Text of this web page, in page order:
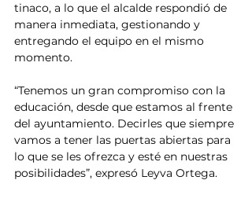
tinaco, a lo que el alcalde respondió de
manera inmediata, gestionando y
entregando el equipo en el mismo
momento.
“Tenemos un gran compromiso con la
educación, desde que estamos al frente
del ayuntamiento. Decirles que siempre
vamos a tener las puertas abiertas para
lo que se les ofrezca y esté en nuestras
posibilidades”, expresó Leyva Ortega.